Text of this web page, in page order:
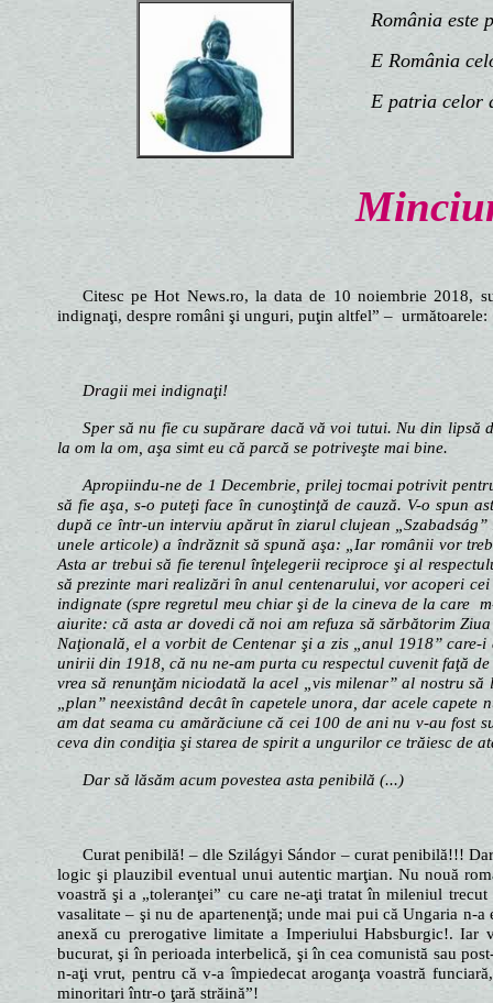
România este
E România
E patria celor
Citesc pe Hot News.ro, la data de 10 noiembrie 2018,
indignaţi, despre români şi unguri, puţin altfel” – următoarele:
Dragii mei indignaţi!
Sper să nu fie cu supărare dacă vă voi tutui. Nu din lipsă
la om la om, aşa simt eu că parcă se potriveşte mai bine.
Apropiindu-ne de 1 Decembrie, prilej tocmai potrivit
să fie aşa, s-o puteţi face în cunoştinţă de cauză. V-o spun
după ce într-un interviu apărut în ziarul clujean
unele articole) a îndrăznit să spună aşa: „Iar românii vor
Asta ar trebui să fie terenul înţelegerii reciproce şi al
să prezinte mari realizări în anul centenarului, vor acoperi
indignate (spre regretul meu chiar şi de la cineva de la care
aiurite: că asta ar dovedi că noi am refuza să sărbătorim
Naţională, el a vorbit de Centenar şi a zis „anul 1918”
unirii din 1918, că nu ne-am purta cu respectul cuvenit faţă
vrea să renunţăm niciodată la acel „vis milenar” al nostru
„plan” neexistând decât în capetele unora, dar acele
am dat seama cu amărăciune că cei 100 de ani nu v-au fost
ceva din condiţia şi starea de spirit a ungurilor ce trăiesc de
Dar să lăsăm acum povestea asta penibilă (...)
Curat penibilă! – dle Szilágyi Sándor – curat penibilă!!!
logic şi plauzibil eventual unui autentic marţian. Nu nouă
voastră şi a „toleranţei” cu care ne-aţi tratat în mileniul
vasalitate – şi nu de apartenenţă; unde mai pui că Ungaria
anexă cu prerogative limitate a Imperiului Habsburgic!.
bucurat, şi în perioada interbelică, şi în cea comunistă sau
n-aţi vrut, pentru că v-a împiedecat aroganţa voastră
minoritari într-o ţară străină”!